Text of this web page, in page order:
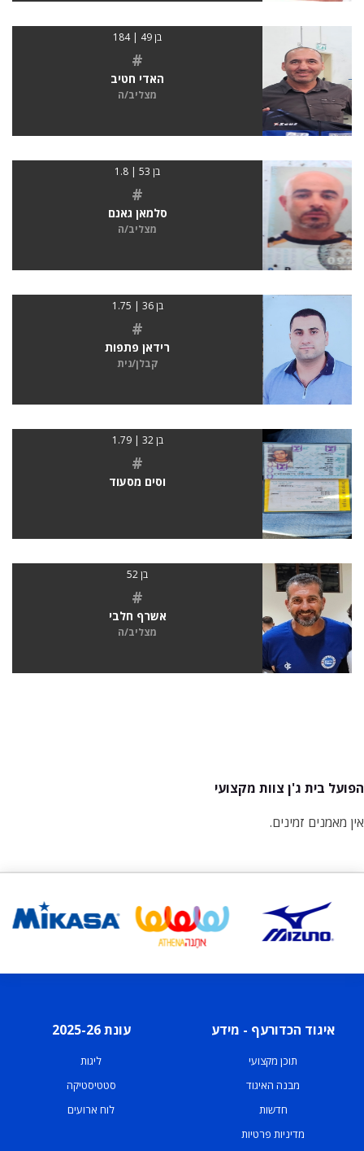
בן 49 | 184
#
האדי חטיב
מצליב/ה
בן 53 | 1.8
#
סלמאן גאנם
מצליב/ה
בן 36 | 1.75
#
רידאן פתפות
קבלן/נית
בן 32 | 1.79
#
וסים מסעוד
בן 52
#
אשרף חלבי
מצליב/ה
הפועל בית ג'ן צוות מקצועי
אין מאמנים זמינים.
איגוד הכדורעף - מידע
תוכן מקצועי
מבנה האיגוד
חדשות
מדיניות פרטיות
עונת 2025-26
ליגות
סטטיסטיקה
לוח ארועים